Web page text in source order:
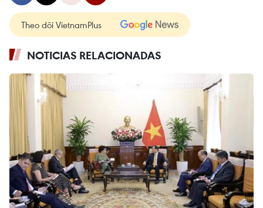
Theo dõi VietnamPlus
NOTICIAS RELACIONADAS